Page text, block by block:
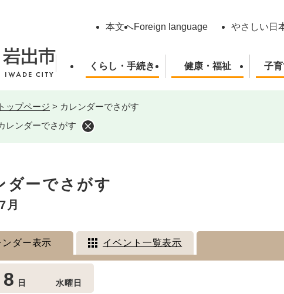
本文へForeign language やさしい日
くらし・手続き 健康・福祉 子
トップページ > カレンダーでさがす
レンダーでさがす
ダーでさがす
月
ンダー表示 イベント一覧表示
8 日 水曜日